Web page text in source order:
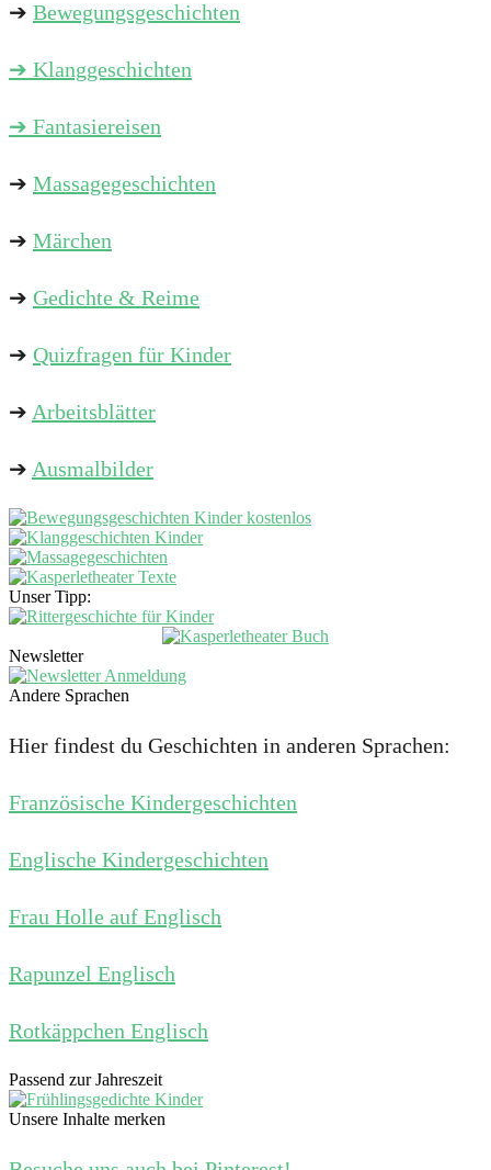
➔ Bewegungsgeschichten
➔ Klanggeschichten
➔ Fantasiereisen
➔ Massagegeschichten
➔ Märchen
➔ Gedichte & Reime
➔ Quizfragen für Kinder
➔ Arbeitsblätter
➔ Ausmalbilder
Unser Tipp:
Newsletter
Andere Sprachen
Hier findest du Geschichten in anderen Sprachen:
Französische Kindergeschichten
Englische Kindergeschichten
Frau Holle auf Englisch
Rapunzel Englisch
Rotkäppchen Englisch
Passend zur Jahreszeit
Unsere Inhalte merken